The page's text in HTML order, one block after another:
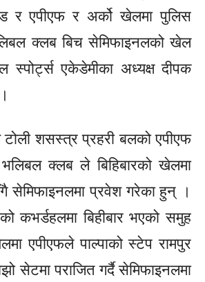
रएपीएफर अर्को खेलमा पुलिस
क्लबबिच सेमिफाइनलको खेल
स्पोर्ट्सएकेडेमीका अध्यक्षदीपक
टोली शसस्त्र प्रहरीबलको एपीएफ
भलिबल क्लब लेबिहिबारकोखेलमा
सेमिफाइनलमा प्रवेश गरेका हुन् ।
कभर्डहलमाबिहीबारभएको समुह
एपीएफलेपाल्पाको स्टेप रामपुर
सेटमा पराजित गर्दै सेमिफाइनलमा